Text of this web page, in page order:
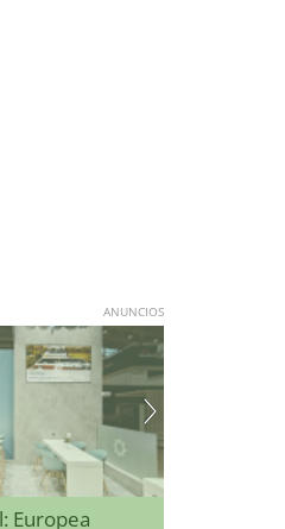
ANUNCIOS
Europea